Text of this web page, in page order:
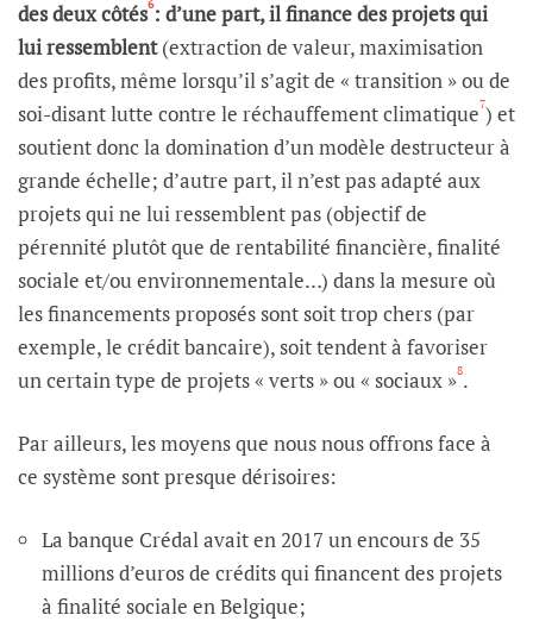
des deux côtés6: d’une part, il finance des projets qui
lui ressemblent(extraction de valeur, maximisation
des profits, même lorsqu’il s’agit de « transition » ou de
soi-disant lutte contre le réchauffement climatique7) et
soutient donc la domination d’un modèle destructeur à
grande échelle; d’autre part, il n’est pas adapté aux
projets qui ne lui ressemblent pas (objectif de
pérennité plutôt que de rentabilité financière, finalité
sociale et/ou environnementale…) dans la mesure où
les financements proposés sont soit trop chers (par
exemple, le crédit bancaire), soit tendent à favoriser
un certain type de projets « verts » ou « sociaux »8.
Par ailleurs, les moyens que nous nous offrons face à
ce système sont presque dérisoires:
La banque Crédal avait en 2017 un encours de 35
millions d’euros de crédits qui financent des projets
à finalité sociale en Belgique;